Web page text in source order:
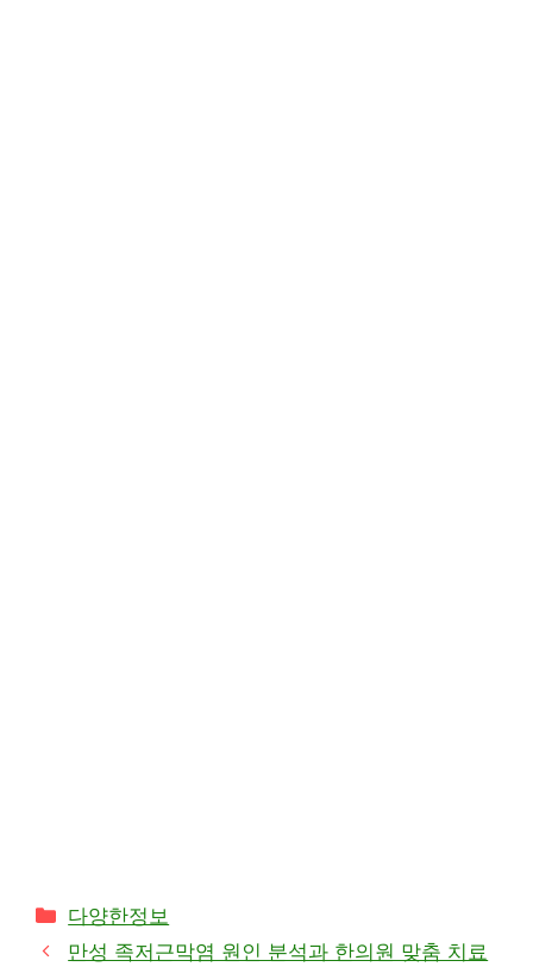
카
테
다양한정보
만성 족저근막염 원인 분석과 한의원 맞춤 치료